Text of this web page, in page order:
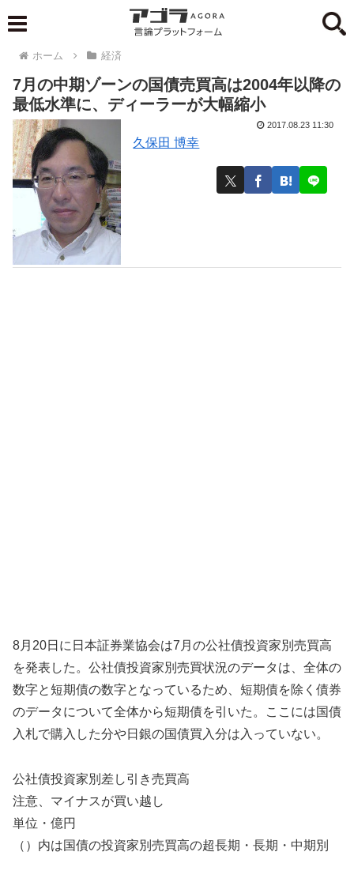
ホーム 経済
7月の中期ゾーンの国債売買高は2004年以降の
最低水準に、ディーラーが大幅縮小
久保田 博幸
2017.08.23 11:30
8月20日に日本証券業協会は7月の公社債投資家別売買高
を発表した。公社債投資家別売買状況のデータは、全体の
数字と短期債の数字となっているため、短期債を除く債券
のデータについて全体から短期債を引いた。ここには国債
入札で購入した分や日銀の国債買入分は入っていない。
公社債投資家別差し引き売買高
注意、マイナスが買い越し
単位・億円
（）内は国債の投資家別売買高の超長期・長期・中期別